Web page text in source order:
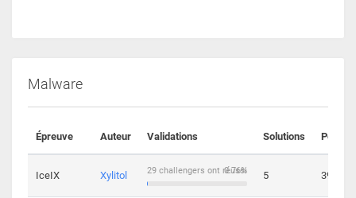
Malware
Épreuve Auteur Validations Solutions Points
IceIX Xylitol 0.76%
29 challengers ont réussi 5 39